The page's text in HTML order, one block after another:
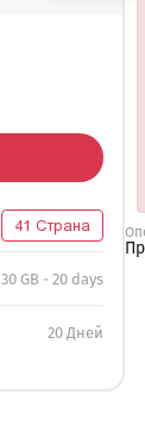
41 Страна
30 GB - 20 days
20 Дней